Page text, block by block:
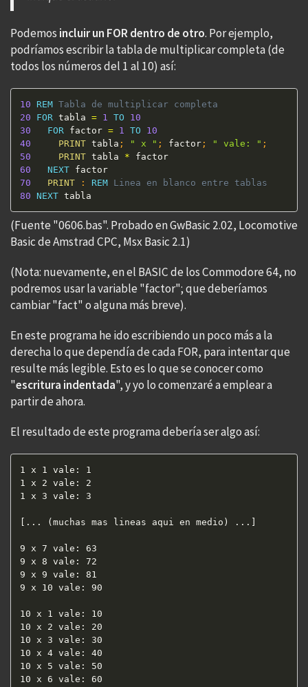
Podemos incluir un FOR dentro de otro. Por ejemplo,
podríamos escribir la tabla de multiplicar completa (de
todos los números del 1 al 10) así:
10 REM Tabla de multiplicar completa
20
FOR tabla = 1 TO
10
30
FOR factor = 1 TO
10
40
PRINT tabla ; " x " ; factor ; " vale: " ;
50
PRINT tabla *
60
NEXT
70
PRINT : REM Linea en blanco entre tablas
80 NEXT tabla
(Fuente "0606.bas". Probado en GwBasic 2.02, Locomotive
Basic de Amstrad CPC, Msx Basic 2.1)
(Nota: nuevamente, en el BASIC de los Commodore 64, no
podremos usar la variable "factor"; que deberíamos
cambiar "fact" o alguna más breve).
En este programa he ido escribiendo un poco más a la
derecha lo que dependía de cada FOR, para intentar que
resulte más legible. Esto es lo que se conocer como
"escritura indentada", y yo lo comenzaré a emplear a
partir de ahora.
El resultado de este programa debería ser algo así:
1 x 1 vale: 1
1 x 2 vale: 2
1 x 3 vale: 3
[... (muchas mas lineas aqui en medio) ...]
9 x 7 vale: 63
9 x 8 vale: 72
9 x 9 vale: 81
9 x 10 vale: 90
10 x 1 vale: 10
10 x 2 vale: 20
10 x 3 vale: 30
10 x 4 vale: 40
10 x 5 vale: 50
10 x 6 vale: 60